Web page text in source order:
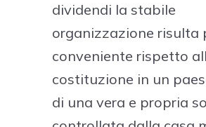
dividendi la stabile
organizzazione risulta
conveniente rispetto
costituzione in un
di una vera e propria